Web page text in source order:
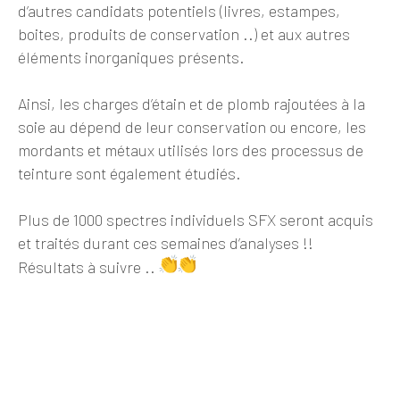
d’autres candidats potentiels (livres, estampes,
boites, produits de conservation ..) et aux autres
éléments inorganiques présents.
Ainsi, les charges d’étain et de plomb rajoutées à la
soie au dépend de leur conservation ou encore, les
mordants et métaux utilisés lors des processus de
teinture sont également étudiés.
Plus de 1000 spectres individuels SFX seront acquis
et traités durant ces semaines d’analyses !!
Résultats à suivre ..